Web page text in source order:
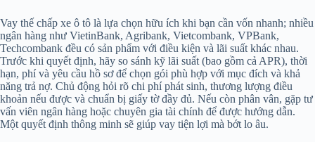
Vay thế chấp xe ô tô là lựa chọn hữu ích khi bạn cần vốn nhanh; nhiều
ngân hàng như VietinBank, Agribank, Vietcombank, VPBank,
Techcombank đều có sản phẩm với điều kiện và lãi suất khác nhau.
Trước khi quyết định, hãy so sánh kỹ lãi suất (bao gồm cả APR), thời
hạn, phí và yêu cầu hồ sơ để chọn gói phù hợp với mục đích và khả
năng trả nợ. Chủ động hỏi rõ chi phí phát sinh, thương lượng điều
khoản nếu được và chuẩn bị giấy tờ đầy đủ. Nếu còn phân vân, gặp tư
vấn viên ngân hàng hoặc chuyên gia tài chính để được hướng dẫn.
Một quyết định thông minh sẽ giúp vay tiện lợi mà bớt lo âu.